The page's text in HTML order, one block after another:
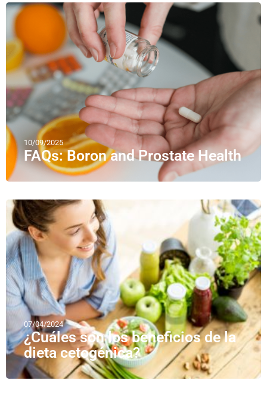
10/09/2025
FAQs: Boron and Prostate Health
07/04/2024
¿Cuáles son los beneficios de la
dieta cetogénica?